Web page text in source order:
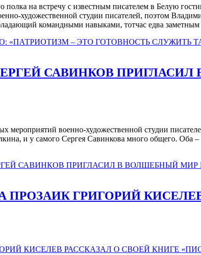
полка на встречу с известным писателем в Белую
художественной студии писателей, поэтом
командными навыками, тотчас едва
«ПАТРИОТИЗМ – ЭТО ГОТОВНОСТЬ СЛУЖИТЬ
САВИНКОВ
мероприятий военно-художественной студии
и у самого Сергея Савинкова много общего. Оба
САВИНКОВ ПРИГЛАСИЛ В ВОЛШЕБНЫЙ МИР
ПРОЗАИК ГРИГОРИЙ